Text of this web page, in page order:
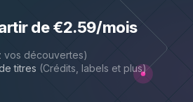
de €2.59/mois
vos découvertes)
titres (Crédits, labels et plus)